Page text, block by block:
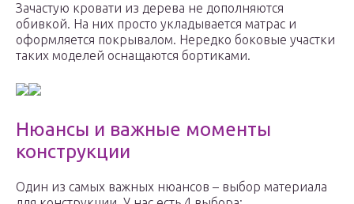
Зачастую кровати из дерева не дополняются
обивкой. На них просто укладывается матрас и
оформляется покрывалом. Нередко боковые участки
таких моделей оснащаются бортиками.
Нюансы и важные моменты
конструкции
Один из самых важных нюансов – выбор материала